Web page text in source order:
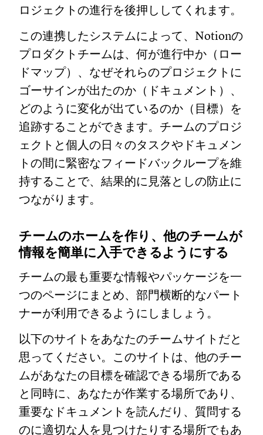
ロジェクトの進行を後押ししてくれます。
この連携したシステムによって、Notionの
プロダクトチームは、何が進行中か（ロー
ドマップ）、なぜそれらのプロジェクトに
ゴーサインが出たのか（ドキュメント）、
どのように変化が出ているのか（目標）を
追跡することができます。チームのプロジ
ェクトと個人の日々のタスクやドキュメン
トの間に緊密なフィードバックループを維
持することで、結果的に見落としの防止に
つながります。
チームのホームを作り、他のチームが
情報を簡単に入手できるようにする
チームの最も重要な情報やパッケージを一
つのページにまとめ、部門横断的なパート
ナーが利用できるようにしましょう。
以下のサイトをあなたのチームサイトだと
思ってください。このサイトは、他のチー
ムがあなたの目標を確認できる場所である
と同時に、あなたが作業する場所であり、
重要なドキュメントを読んだり、質問する
のに適切な人を見つけたりする場所でもあ